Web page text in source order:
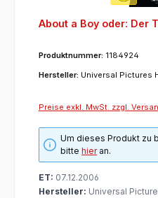
About a Boy oder: Der
Produktnummer: 1184924
Hersteller: Universal Pictures
Preise exkl. MwSt. zzgl.
Um dieses Produkt zu
bittehieran.
ET: 07.12.2006
Hersteller: Universal